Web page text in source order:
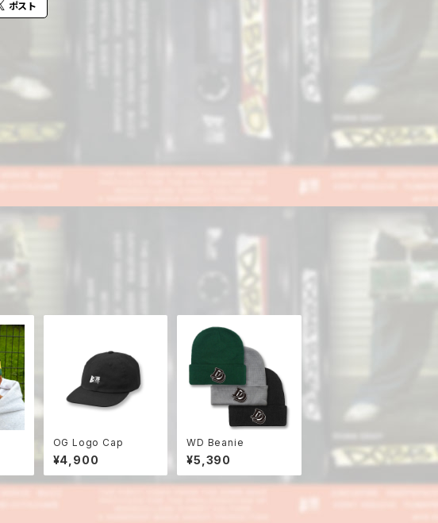
ポスト
OG Logo Cap
¥4,900
WD Beanie
¥5,390